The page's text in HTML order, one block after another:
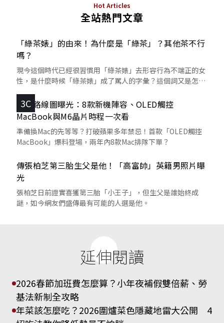
Hot Articles
全站熱門文章
「綠茶婊」的由來！為什麼是「綠茶」？其他茶不行
嗎？
現今這個時代已經很習慣用「綠茶婊」去形容行為不端正的女
性，是什麼時候「綠茶婊」成了罵人的字彙？這個詞又是怎麼
3C
蘋果路線圖曝光：8款新機陣容、OLED觸控
MacBook與M6晶片時程一次看
準備換Mac的先等等？打破蘋果多年禁忌！首款「OLED觸控
MacBook」爆料登場，兩年內8款Mac排隊下單？
傳張柏芝第三胎生父是他！「高富帥」英籍男照片曝
光
張柏芝日前證實喜獲第三胎「小王子」，但生父是誰始終成
謎，如今網友們盛傳最有可能的人選是他。
延伸閱讀
2026春節加班費怎麼算？小年夜補假雙倍薪、勞
基法新制全攻略
年菜該怎麼吃？2026圍爐菜色隱藏地雷大公開 4